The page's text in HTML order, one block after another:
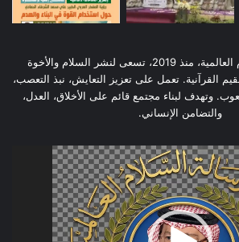
مؤسسة رسالة السلام العالمية، منذ 2019، تسعى لنشر السلام والأخوة
القرآنية. تعمل على تعزيز التعايش، نبذ التعصب،
وتهدف لبناء مجتمع قائم على الأخلاق، العدل،
والتضامن الإنساني.